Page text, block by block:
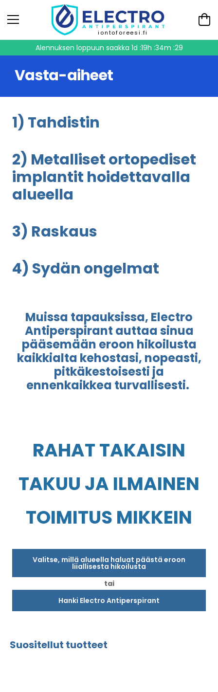
iontoforeesi.fi
Alennuksen loppuun saakka 1d :19h :34m :29
Vasta-aiheet
1) Tahdistin
2) Metalliset ortopediset
implantit hoidettavalla
alueella
3) Raskaus
4) Sydän ongelmat
Muissa tapauksissa, Electro
Antiperspirant auttaa sinua
pääsemään eroon hikoilusta
kaikkialta kehostasi, nopeasti,
pitkäkestoisesti ja
ennenkaikkea turvallisesti.
RAHAT TAKAISIN
TAKUU JA ILMAINEN
TOIMITUS MIKKEIN
Valitse, millä alueella haluat päästä eroon
liiallisesta hikoilusta
tai
Hanki Electro Antiperspirant
Suositellut tuotteet